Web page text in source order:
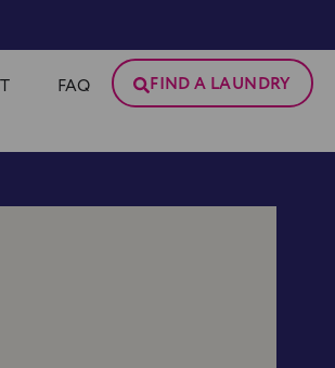
FAQ FIND A LAUNDRY